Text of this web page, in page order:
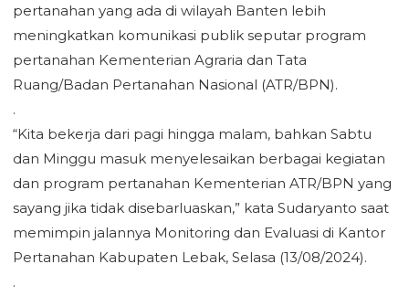
pertanahan yang ada di wilayah Banten lebih
meningkatkan komunikasi publik seputar program
pertanahan Kementerian Agraria dan Tata
Ruang/Badan Pertanahan Nasional (ATR/BPN).
.
“Kita bekerja dari pagi hingga malam, bahkan Sabtu
dan Minggu masuk menyelesaikan berbagai kegiatan
dan program pertanahan Kementerian ATR/BPN yang
sayang jika tidak disebarluaskan,” kata Sudaryanto saat
memimpin jalannya Monitoring dan Evaluasi di Kantor
Pertanahan Kabupaten Lebak, Selasa (13/08/2024).
.